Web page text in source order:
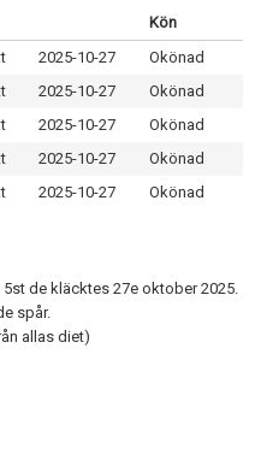
Kön
2025-10-27
Okönad
2025-10-27
Okönad
2025-10-27
Okönad
2025-10-27
Okönad
2025-10-27 Okönad
de kläcktes 27e oktober 2025.
spår.
allas diet)